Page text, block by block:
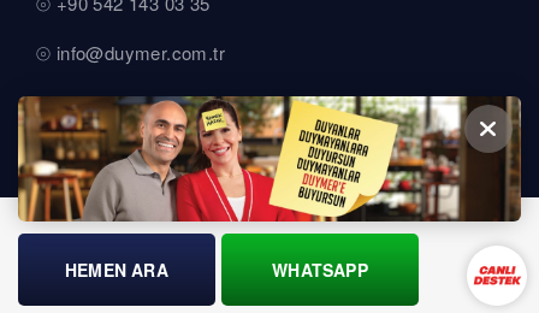
info@duymer.com.tr
HEMEN ARA WHATSAPP